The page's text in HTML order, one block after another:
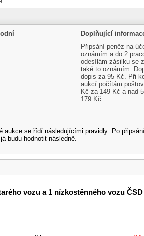
Doplňující
Připsání peněz na
oznámím a do 2
odesílám zásilku se
také to oznámím.
dopis za 95 Kč. Při
aukcí počítám
Kč za 149 Kč a nad
179 Kč.
se řídí následujícími pravidly: Po
budu hodnotit následně.
vozu a 1 nízkostěnného vozu